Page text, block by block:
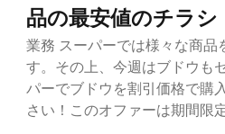
品の最安値のチラシ
業務 スーパーでは様々な商品
す。その上、今週はブドウも
パーでブドウを割引価格で購
さい！このオファーは期間限